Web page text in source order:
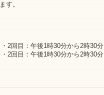
す。
2回目：午後1時30分から2時30分
2回目：午後1時30分から2時30分